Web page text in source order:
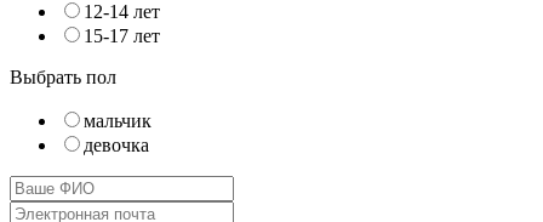
12-14 лет
15-17 лет
Выбрать пол
мальчик
девочка